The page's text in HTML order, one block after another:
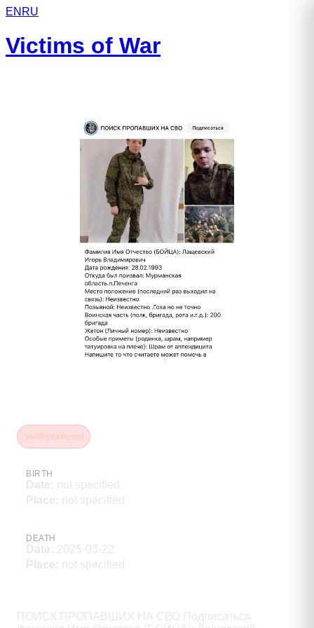
EN RU
Victims of War
BIRTH
Date: not specified
Place: not specified
DEATH
Date: 2025-03-22
Place: not specified
ПОИСК ПРОПАВШИХ НА СВО Подписаться